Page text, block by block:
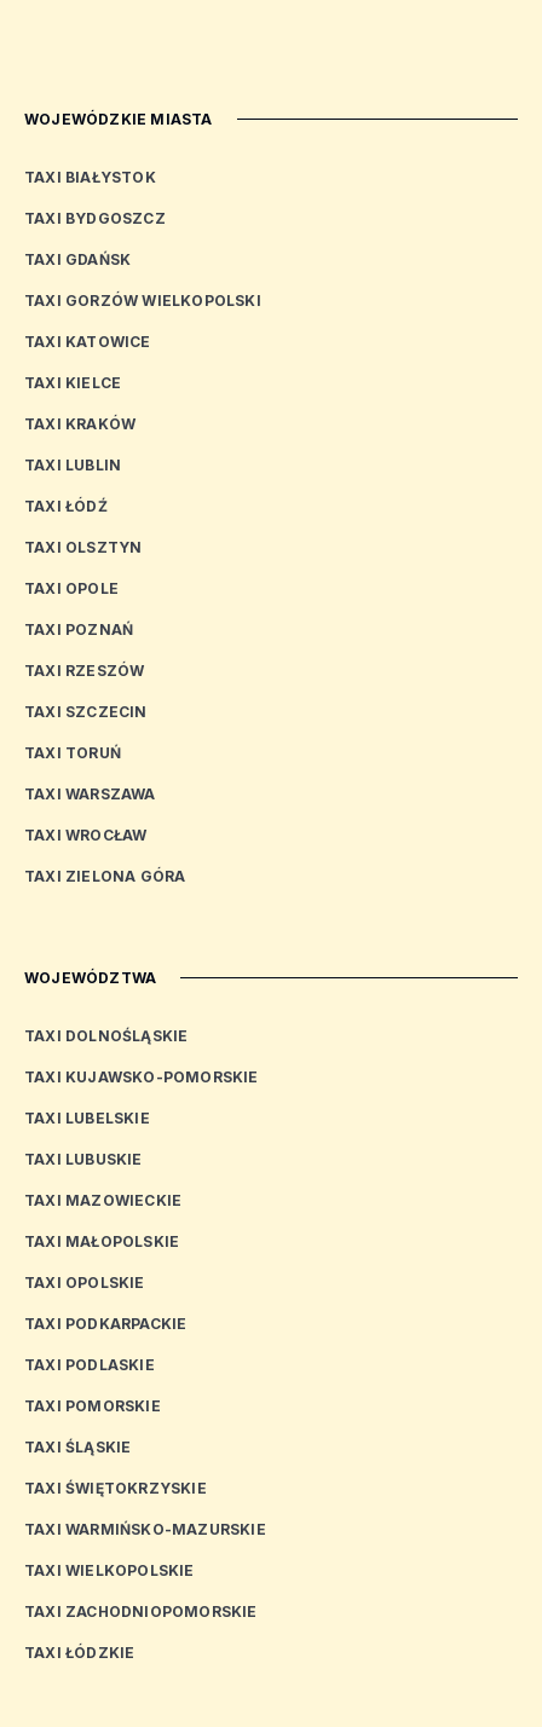
WOJEWÓDZKIE MIASTA
TAXI BIAŁYSTOK
TAXI BYDGOSZCZ
TAXI GDAŃSK
TAXI GORZÓW WIELKOPOLSKI
TAXI KATOWICE
TAXI KIELCE
TAXI KRAKÓW
TAXI LUBLIN
TAXI ŁÓDŹ
TAXI OLSZTYN
TAXI OPOLE
TAXI POZNAŃ
TAXI RZESZÓW
TAXI SZCZECIN
TAXI TORUŃ
TAXI WARSZAWA
TAXI WROCŁAW
TAXI ZIELONA GÓRA
WOJEWÓDZTWA
TAXI DOLNOŚLĄSKIE
TAXI KUJAWSKO-POMORSKIE
TAXI LUBELSKIE
TAXI LUBUSKIE
TAXI MAZOWIECKIE
TAXI MAŁOPOLSKIE
TAXI OPOLSKIE
TAXI PODKARPACKIE
TAXI PODLASKIE
TAXI POMORSKIE
TAXI ŚLĄSKIE
TAXI ŚWIĘTOKRZYSKIE
TAXI WARMIŃSKO-MAZURSKIE
TAXI WIELKOPOLSKIE
TAXI ZACHODNIOPOMORSKIE
TAXI ŁÓDZKIE